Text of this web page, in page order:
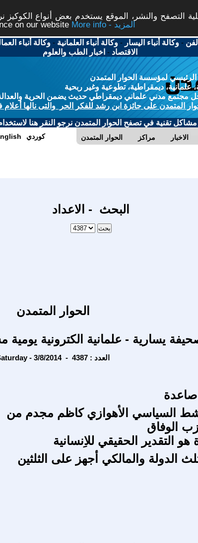
التصفح والنشر، الموقع يستخدم بعض أنواع
on our website
More info - المزيد
-وكالة أنباء اليسار -وكالة أنباء العلمانية -وكالة أنباء
الاقتصاد - اخبار الطب والعلوم
الرئيسي لمؤسسة الحوار المتمدن
علمانية، ديمقراطية، تطوعية وغير ربحية
مجتمع مدني علماني ديمقراطي حديث يضمن الحرية والعدالة
المتمدن على جائزة ابن رشد للفكر الحر والتى نالها أعلام
مشاكل تقنية في تصفح الحوار المتمدن نرجو النقر هنا
الحوار المتمدن مراكز الاخبار كوردي
البحث - الاعداد
الحوار المتمدن
يسارية - علمانية الكترونية يومية
Saturday - 3/8/2014 - العدد : 4387
صاعدة
السياسي الأهوازي كاظم مجدم من
الوفاق
هو التقدير الحقيقي للاِنسانية
الدولة والمالكي أجهز على الثلثين